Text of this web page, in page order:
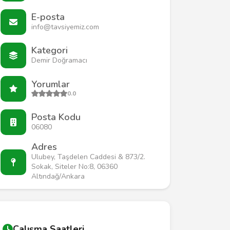
E-posta
info@tavsiyemiz.com
Kategori
Demir Doğramacı
Yorumlar
0.0
Posta Kodu
06080
Adres
Ulubey, Taşdelen Caddesi & 873/2.
Sokak, Siteler No:8, 06360
Altındağ/Ankara